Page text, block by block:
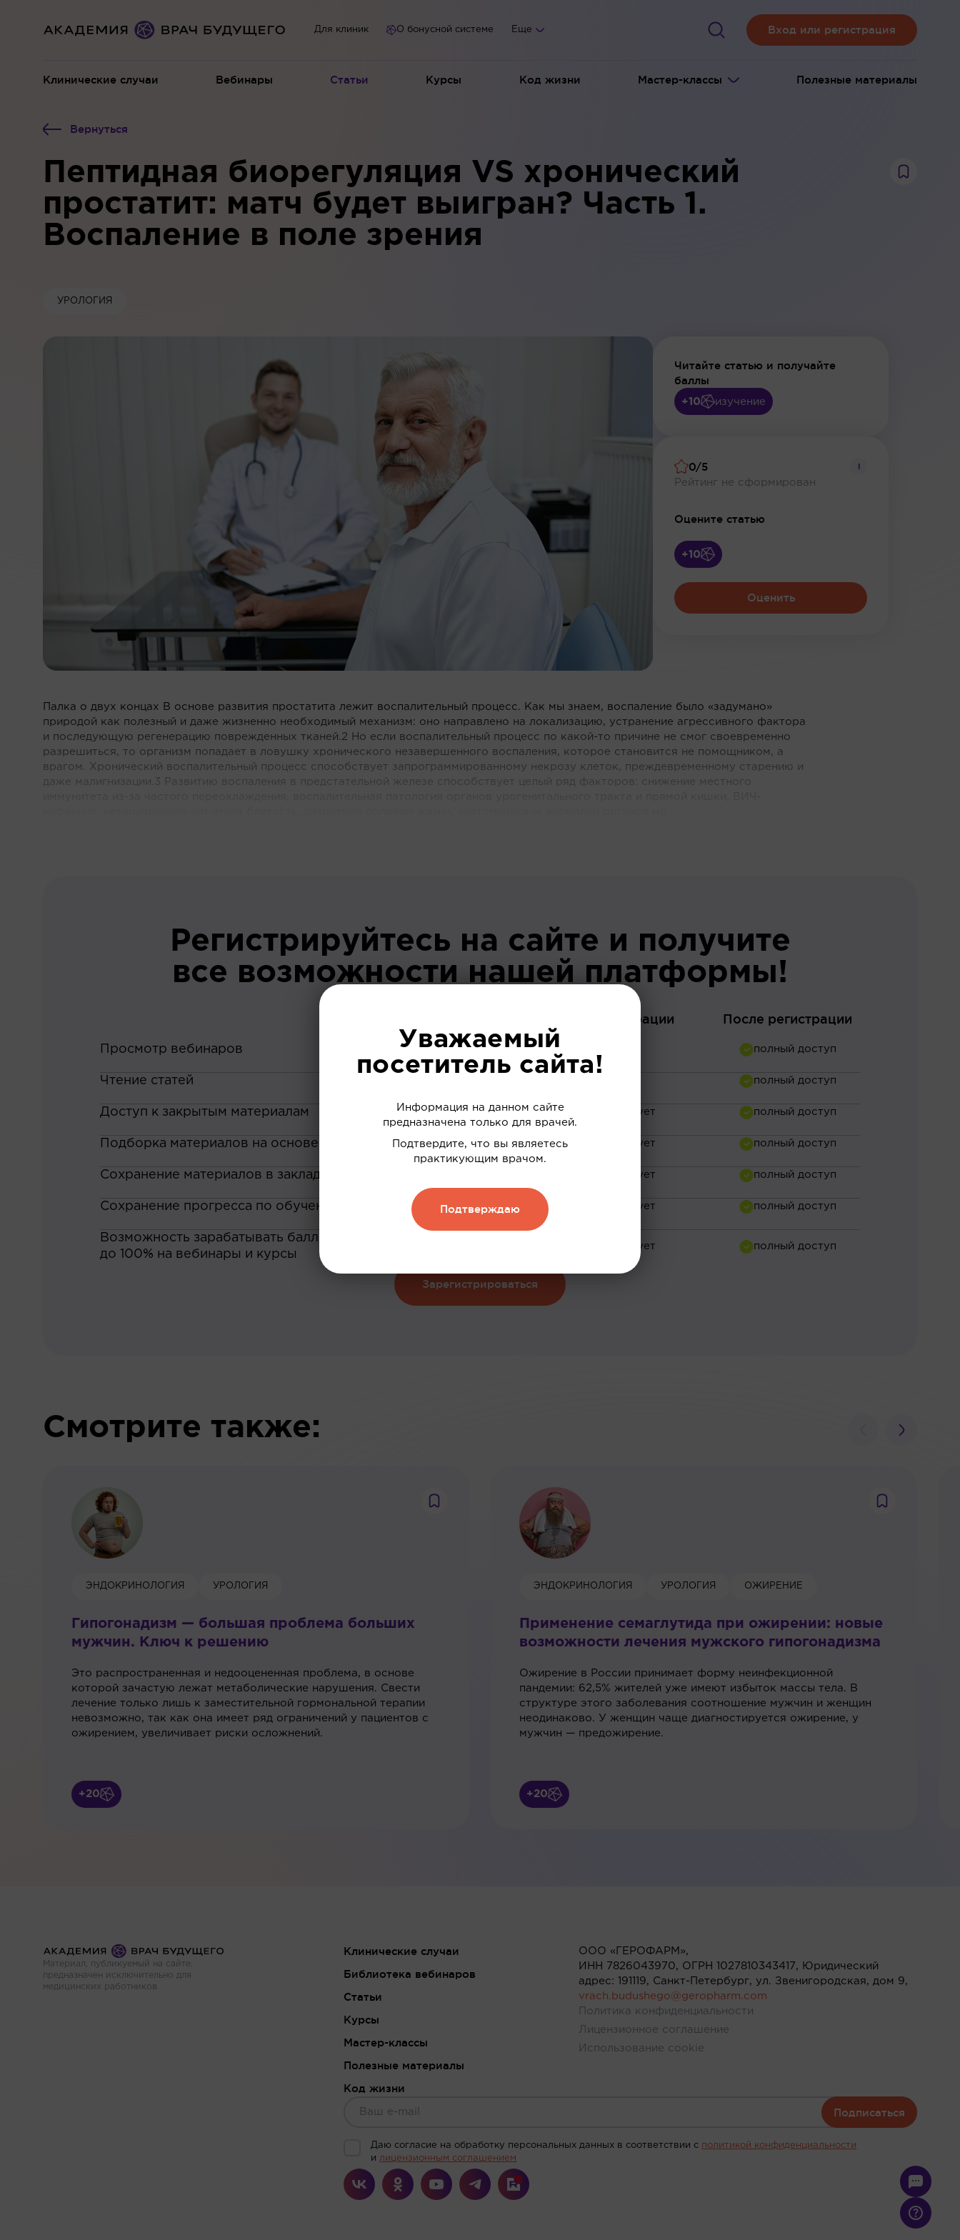
Вход или регистрация
Клинические случаи Вебинары Статьи Курсы Код жизни Мастер-классы Полезные материалы
Для клиник О бонусной системе Еще
Вернуться
Пептидная биорегуляция VS хронический
простатит: матч будет выигран? Часть 1.
Воспаление в поле зрения
УРОЛОГИЯ
Читайте статью и получайте
баллы
+10 изучение
0/5
Рейтинг не сформирован
i
Оцените статью
+10
Оценить
Палка о двух концах В основе развития простатита лежит воспалительный процесс. Как мы знаем, воспаление было «задумано»
природой как полезный и даже жизненно необходимый механизм: оно направлено на локализацию, устранение агрессивного фактора
и последующую регенерацию поврежденных тканей.2 Но если воспалительный процесс по какой-то причине не смог своевременно
разрешиться, то организм попадает в ловушку хронического незавершенного воспаления, которое становится не помощником, а
врагом. Хронический воспалительный процесс способствует запрограммированному некрозу клеток, преждевременному старению и
даже малигнизации.3 Развитию воспаления в предстательной железе способствует целый ряд факторов: снижение местного
Регистрируйтесь на сайте и получите
все возможности нашей платформы!
До регистрации После регистрации
Просмотр вебинаров
Чтение статей
Доступ к закрытым материалам
Подборка материалов на основе ваших интересов
Сохранение материалов в закладки
Сохранение прогресса по обучению
Возможность зарабатывать баллы и обменивать их на скидку
до 100% на вебинары и курсы
Зарегистрироваться
Смотрите также:
ЭНДОКРИНОЛОГИЯ УРОЛОГИЯ
Гипогонадизм — большая проблема больших
мужчин. Ключ к решению
Это распространенная и недооцененная проблема, в основе
которой зачастую лежат метаболические нарушения. Свести
лечение только лишь к заместительной гормональной терапии
невозможно, так как она имеет ряд ограничений у пациентов с
ожирением, увеличивает риски осложнений.
+20
ЭНДОКРИНОЛОГИЯ УРОЛОГИЯ ОЖИРЕНИЕ
Применение семаглутида при ожирении: новые
возможности лечения мужского гипогонадизма
Ожирение в России принимает форму неинфекционной
пандемии: 62,5% жителей уже имеют избыток массы тела. В
структуре этого заболевания соотношение мужчин и женщин
неодинаково. У женщин чаще диагностируется ожирение, у
мужчин — предожирение.
+20
Материал, публикуемый на сайте,
предназначен исключительно для
медицинских работников
Клинические случаи
Библиотека вебинаров
Статьи
Курсы
Мастер-классы
Полезные материалы
Код жизни
ООО «ГЕРОФАРМ»,
ИНН 7826043970, ОГРН 1027810343417, Юридический
адрес: 191119, Санкт-Петербург, ул. Звенигородская, дом 9,
vrach.budushego@geropharm.com
Политика конфиденциальности
Лицензионное соглашение
Использование cookie
Подписаться
Даю согласие на обработку персональных данных в соответствии c политикой конфиденциальности
и лицензионным соглашением
Уважаемый
посетитель сайта!
Информация на данном сайте
предназначена только для врачей.
Подтвердите, что вы являетесь
практикующим врачом.
Подтверждаю